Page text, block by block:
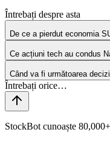
Întrebați despre asta
De ce a pierdut economia
Ce acțiuni tech au condus
Când va fi următoarea
StockBot cunoaște